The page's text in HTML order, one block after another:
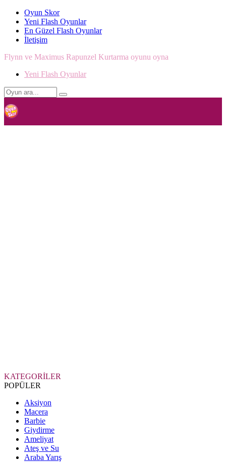
Oyun Skor
Yeni Flash Oyunlar
En Güzel Flash Oyunlar
İletişim
Flynn ve Maximus Rapunzel Kurtarma oyunu oyna
Yeni Flash Oyunlar
KATEGORİLER
POPÜLER
Aksiyon
Macera
Barbie
Giydirme
Ameliyat
Ateş ve Su
Araba Yarış